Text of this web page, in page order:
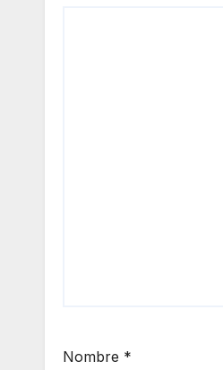
Nombre *